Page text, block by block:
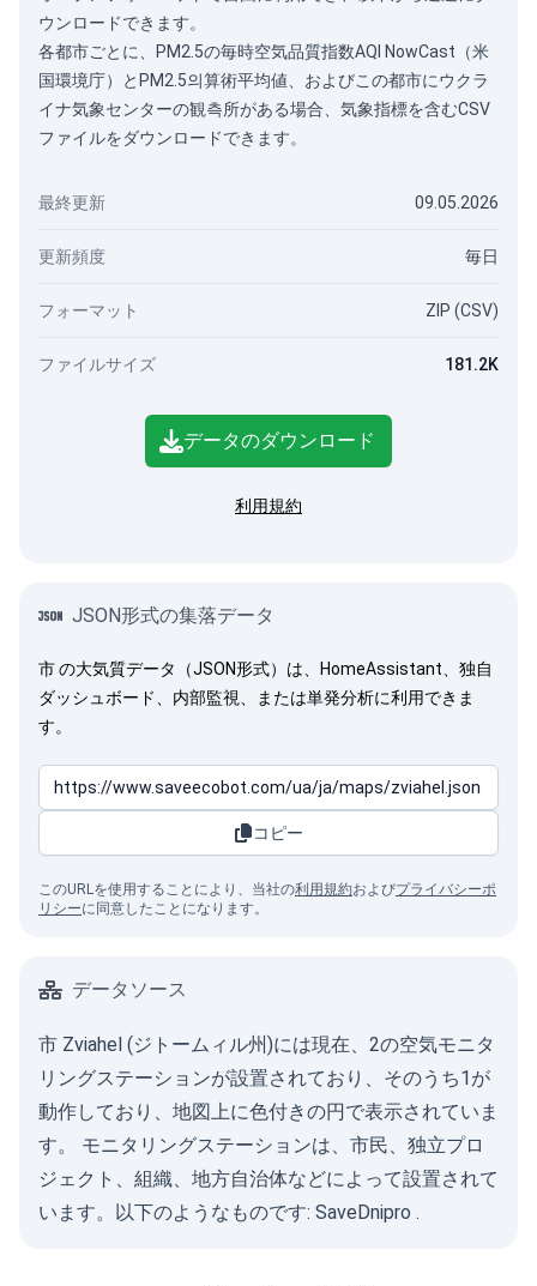
ウンロードできます。
各都市ごとに、PM2.5の毎時空気品質指数AQI NowCast（米
国環境庁）とPM2.5의算術平均値、およびこの都市にウクラ
イナ気象センターの観측所がある場合、気象指標を含むCSV
ファイルをダウンロードできます。
最終更新 09.05.2026
更新頻度 毎日
フォーマット ZIP (CSV)
ファイルサイズ 181.2K
データのダウンロード
利用規約
JSON形式の集落データ
市 の大気質データ（JSON形式）は、HomeAssistant、独自
ダッシュボード、内部監視、または単発分析に利用できま
す。
コピー
このURLを使用することにより、当社の利用規約およびプライバシーポ
リシーに同意したことになります。
データソース
市 Zviahel (ジトームィル州)には現在、2の空気モニタ
リングステーションが設置されており、そのうち1が
動作しており、地図上に色付きの円で表示されていま
す。 モニタリングステーションは、市民、独立プロ
ジェクト、組織、地方自治体などによって設置されて
います。以下のようなものです: SaveDnipro .